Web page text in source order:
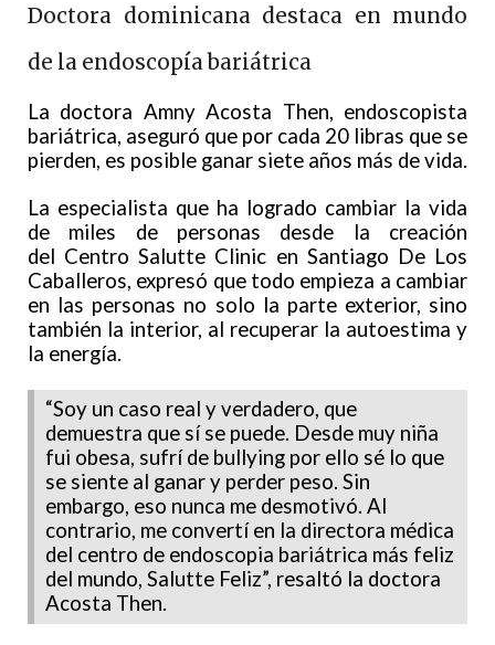
Doctora dominicana destaca en mundo
de la endoscopía bariátrica
La doctora Amny Acosta Then, endoscopista
bariátrica, aseguró que por cada 20 libras que se
pierden, es posible ganar siete años más de vida.
La especialista que ha logrado cambiar la vida
de miles de personas desde la creación
del Centro Salutte Clinic en Santiago De Los
Caballeros, expresó que todo empieza a cambiar
en las personas no solo la parte exterior, sino
también la interior, al recuperar la autoestima y
la energía.
“Soy un caso real y verdadero, que
demuestra que sí se puede. Desde muy niña
fui obesa, sufrí de bullying por ello sé lo que
se siente al ganar y perder peso. Sin
embargo, eso nunca me desmotivó. Al
contrario, me convertí en la directora médica
del centro de endoscopia bariátrica más feliz
del mundo, Salutte Feliz”, resaltó la doctora
Acosta Then.